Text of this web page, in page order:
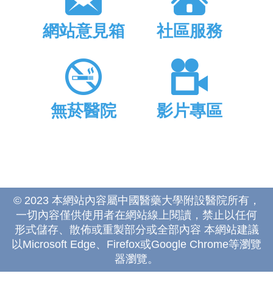
網站意見箱 社區服務
無菸醫院 影片專區
© 2023 本網站內容屬中國醫藥大學附設醫院所有，
一切內容僅供使用者在網站線上閱讀，禁止以任何
形式儲存、散佈或重製部分或全部內容 本網站建議
以Microsoft Edge、Firefox或Google Chrome等瀏覽
器瀏覽。